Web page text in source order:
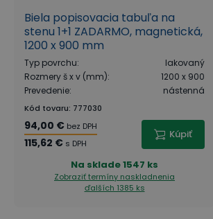
Biela popisovacia tabuľa na
stenu 1+1 ZADARMO, magnetická,
1200 x 900 mm
Typ povrchu:
lakovaný
Rozmery š x v (mm):
1200 x 900
Prevedenie: nástenná
Kód tovaru: 777030
94,00 € bez DPH
115,62 € s DPH
Kúpiť
Na sklade1547 ks
Zobraziť termíny naskladnenia
ďalších 1385 ks